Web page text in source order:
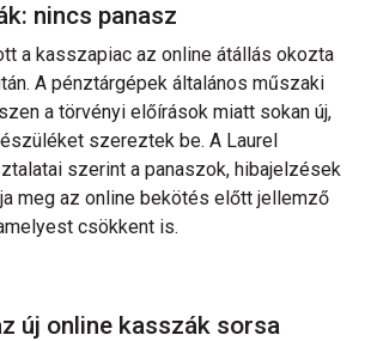
nincs panasz
a kasszapiac az online átállás okozta
A pénztárgépek általános műszaki
a törvényi előírások miatt sokan új,
szereztek be. A Laurel
szerint a panaszok, hibajelzések
meg az online bekötés előtt jellemző
csökkent is.
új online kasszák sorsa